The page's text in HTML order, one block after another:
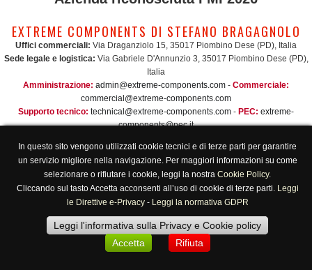
EXTREME COMPONENTS DI STEFANO BRAGAGNOLO
Uffici commerciali: Via Draganziolo 15, 35017 Piombino Dese (PD), Italia
Sede legale e logistica: Via Gabriele D'Annunzio 3, 35017 Piombino Dese (PD),
Italia
Amministrazione: admin@extreme-components.com - Commerciale:
commercial@extreme-components.com
Supporto tecnico: technical@extreme-components.com - PEC: extreme-
components@pec.it
Orari di apertura: Lunedì-Venerdì 8:00/17:00
In questo sito vengono utilizzati cookie tecnici e di terze parti per garantire
un servizio migliore nella navigazione. Per maggiori informazioni su come
selezionare o rifiutare i cookie, leggi la nostra Cookie Policy.
Cliccando sul tasto Accetta acconsenti all’uso di cookie di terze parti. Leggi
le Direttive e-Privacy- Leggi la normativa GDPR
Leggi l'informativa sulla Privacy e Cookie policy
Accetta
Rifiuta